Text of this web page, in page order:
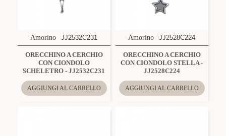
Amorino JJ2532C231
ORECCHINO A CERCHIO
CON CIONDOLO
SCHELETRO - JJ2532C231
AGGIUNGI AL CARRELLO
Amorino JJ2528C224
ORECCHINO A CERCHIO
CON CIONDOLO STELLA -
JJ2528C224
AGGIUNGI AL CARRELLO